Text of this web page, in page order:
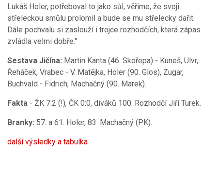
Lukáš Holer, potřeboval to jako sůl, věříme, že svoji
střeleckou smůlu prolomil a bude se mu střelecky dařit.
Dále pochvalu si zaslouží i trojce rozhodčích, která zápas
zvládla velmi dobře."
Sestava Jičína: Martin Kanta (46. Skořepa) - Kuneš, Ulvr,
Řeháček, Vrabec - V. Matějka, Holer (90. Glos), Zugar,
Buchvald - Fidrich, Machačný (90. Marek).
Fakta - ŽK 7:2 (!), ČK 0:0, diváků 100. Rozhodčí Jiří Turek.
Branky: 57. a 61. Holer, 83. Machačný (PK).
další výsledky a tabulka